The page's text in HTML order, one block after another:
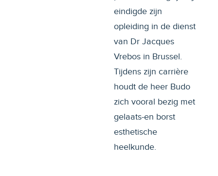
eindigde zijn
opleiding in de dienst
van Dr Jacques
Vrebos in Brussel.
Tijdens zijn carrière
houdt de heer Budo
zich vooral bezig met
gelaats-en borst
esthetische
heelkunde.